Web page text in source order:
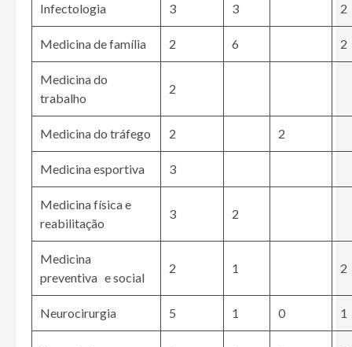
Infectologia 3 3 2
Medicina de família 2 6 2
Medicina do
trabalho
2
Medicina do tráfego 2 2
Medicina esportiva 3
Medicina física e
reabilitação
3 2
Medicina
preventiva e social
2 1 2
Neurocirurgia 5 1 0 1